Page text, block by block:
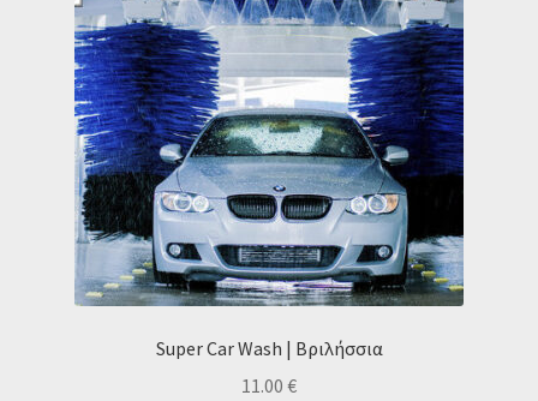
Super Car Wash | Βριλήσσια
11.00 €